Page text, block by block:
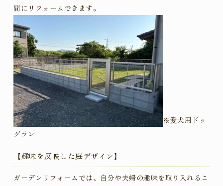
間にリフォームできます。
※愛犬用ドッ
グラン
【趣味を反映した庭デザイン 】
ガーデンリフォームでは、自分や夫婦の趣味を取り入れるこ